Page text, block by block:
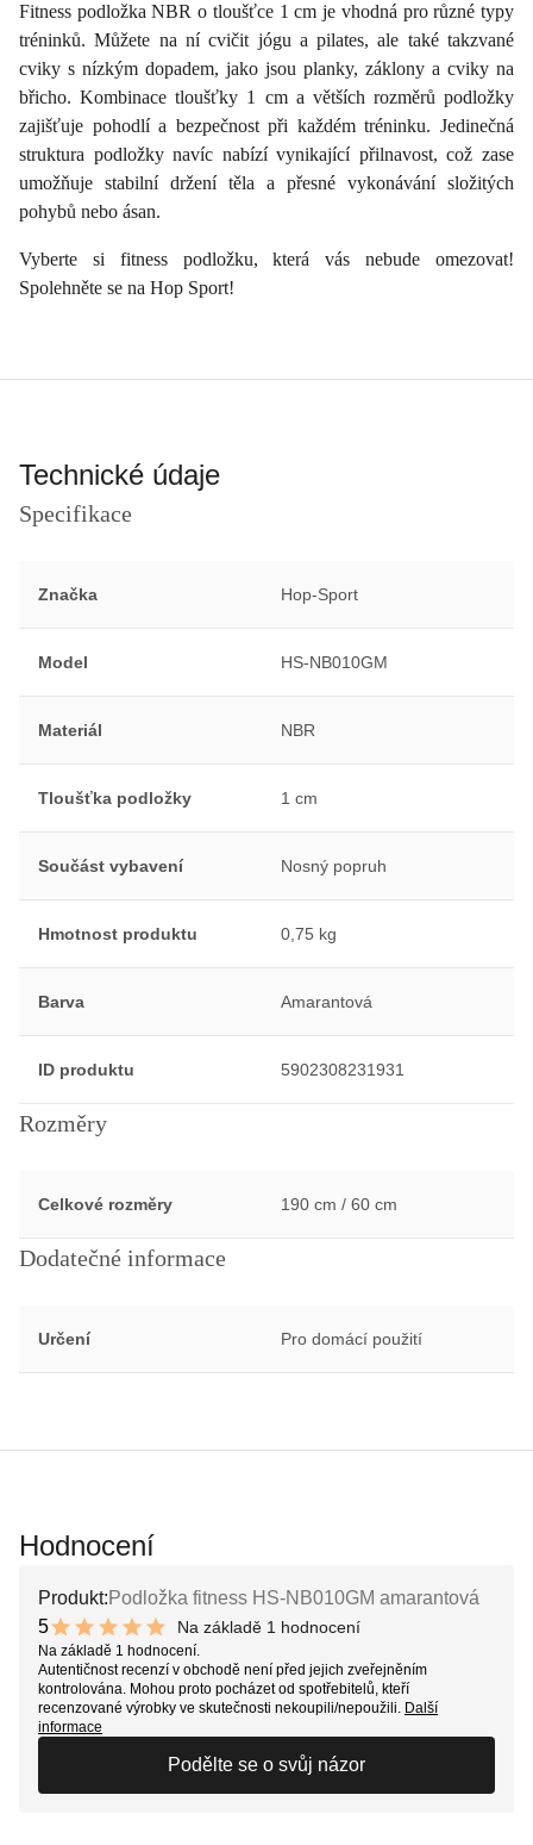
Fitness podložka NBR o tloušťce 1 cm je vhodná pro různé typy
tréninků. Můžete na ní cvičit jógu a pilates, ale také takzvané
cviky s nízkým dopadem, jako jsou planky, záklony a cviky na
břicho. Kombinace tloušťky 1 cm a větších rozměrů podložky
zajišťuje pohodlí a bezpečnost při každém tréninku. Jedinečná
struktura podložky navíc nabízí vynikající přilnavost, což zase
umožňuje stabilní držení těla a přesné vykonávání složitých
pohybů nebo ásan.
Vyberte si fitness podložku, která vás nebude omezovat!
Spolehněte se na Hop Sport!
Technické údaje
Specifikace
Značka Hop-Sport
Model HS-NB010GM
Materiál NBR
Tloušťka podložky 1 cm
Součást vybavení Nosný popruh
Hmotnost produktu 0,75 kg
Barva Amarantová
ID produktu 5902308231931
Rozměry
Celkové rozměry 190 cm / 60 cm
Dodatečné informace
Určení Pro domácí použití
Hodnocení
Produkt: Podložka fitness HS-NB010GM amarantová
5
10 out of 10 stars
Na základě 1 hodnocení
Na základě 1 hodnocení.
Autentičnost recenzí v obchodě není před jejich zveřejněním
kontrolována. Mohou proto pocházet od spotřebitelů, kteří
recenzované výrobky ve skutečnosti nekoupili/nepoužili. Další
informace
Podělte se o svůj názor